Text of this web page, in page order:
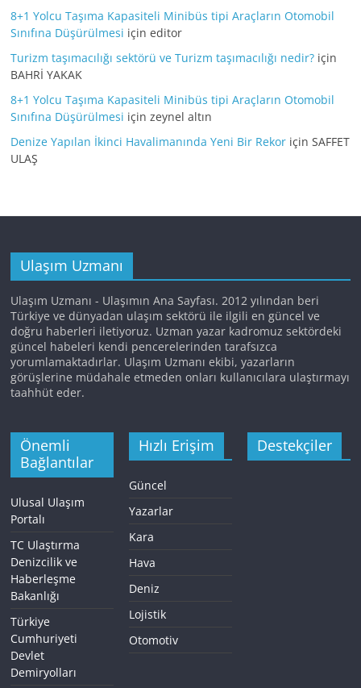
8+1 Yolcu Taşıma Kapasiteli Minibüs tipi Araçların Otomobil
Sınıfına Düşürülmesi içineditor
Turizm taşımacılığı sektörü ve Turizm taşımacılığı nedir? için
BAHRİ YAKAK
8+1 Yolcu Taşıma Kapasiteli Minibüs tipi Araçların Otomobil
Sınıfına Düşürülmesi içinzeynel altın
Denize Yapılan İkinci Havalimanında Yeni Bir Rekor içinSAFFET
ULAŞ
Ulaşım Uzmanı
Ulaşım Uzmanı - Ulaşımın Ana Sayfası. 2012 yılından beri
Türkiye ve dünyadan ulaşım sektörü ile ilgili en güncel ve
doğru haberleri iletiyoruz. Uzman yazar kadromuz sektördeki
güncel habeleri kendi pencerelerinden tarafsızca
yorumlamaktadırlar. Ulaşım Uzmanı ekibi, yazarların
görüşlerine müdahale etmeden onları kullanıcılara ulaştırmayı
taahhüt eder.
Önemli
Bağlantılar
Ulusal Ulaşım
Portalı
TC Ulaştırma
Denizcilik ve
Haberleşme
Bakanlığı
Türkiye
Cumhuriyeti
Devlet
Demiryolları
Hızlı Erişim
Güncel
Yazarlar
Kara
Hava
Deniz
Lojistik
Otomotiv
Destekçiler